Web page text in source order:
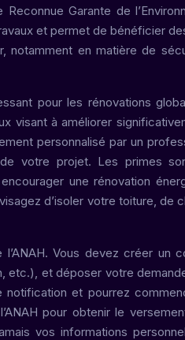
Garante de
et permet de bénéficier
notamment en matière de
pour les rénovations
visant à améliorer
personnalisé par un
votre projet. Les primes
une rénovation
d’isoler votre toiture, de
Vous devez créer un
etc.), et déposer votre
et pourrez
pour obtenir le
vos informations